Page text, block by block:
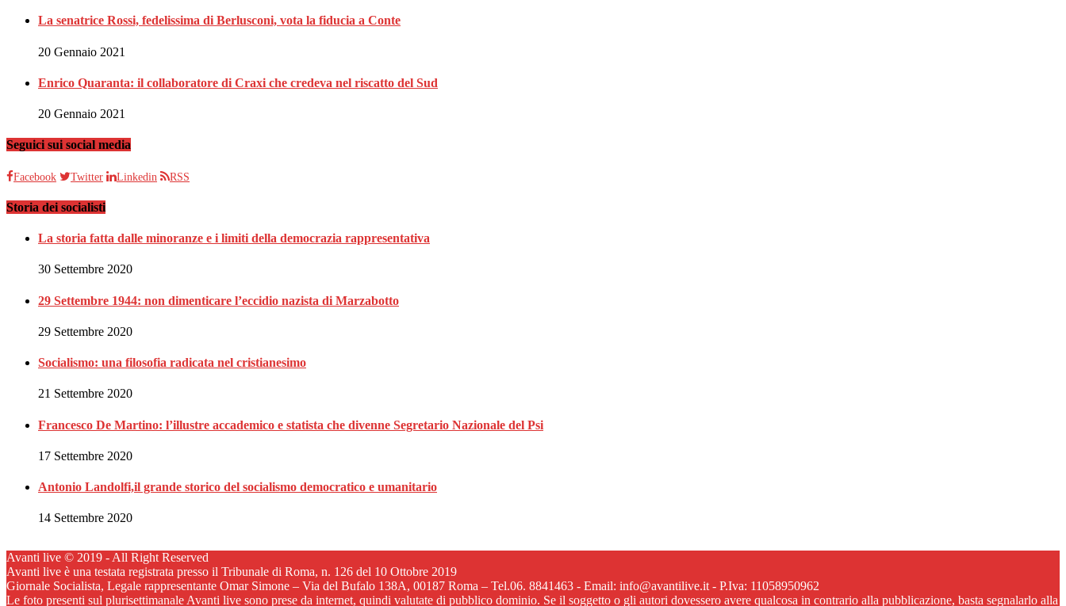
La senatrice Rossi, fedelissima di Berlusconi, vota la fiducia a Conte
20 Gennaio 2021
Enrico Quaranta: il collaboratore di Craxi che credeva nel riscatto del Sud
20 Gennaio 2021
Seguici sui social media
Facebook Twitter Linkedin RSS
Storia dei socialisti
La storia fatta dalle minoranze e i limiti della democrazia rappresentativa
30 Settembre 2020
29 Settembre 1944: non dimenticare l’eccidio nazista di Marzabotto
29 Settembre 2020
Socialismo: una filosofia radicata nel cristianesimo
21 Settembre 2020
Francesco De Martino: l’illustre accademico e statista che divenne Segretario Nazionale del Psi
17 Settembre 2020
Antonio Landolfi,il grande storico del socialismo democratico e umanitario
14 Settembre 2020
Avanti live © 2019 - All Right Reserved
Avanti live è una testata registrata presso il Tribunale di Roma, n. 126 del 10 Ottobre 2019
Giornale Socialista, Legale rappresentante Omar Simone – Via del Bufalo 138A, 00187 Roma – Tel.06. 8841463 - Email: info@avantilive.it - P.Iva: 11058950962
Le foto presenti sul plurisettimanale Avanti live sono prese da internet, quindi valutate di pubblico dominio. Se il soggetto o gli autori dovessero avere qualcosa in contrario alla pubblicazione, basta segnalarlo alla